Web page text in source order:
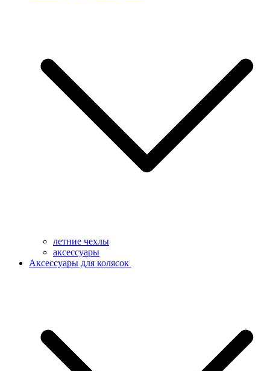
летние чехлы
аксессуары
Аксессуары для колясок